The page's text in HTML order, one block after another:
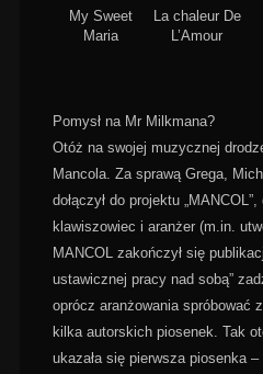
My Sweet
Maria
La chaleur De
L’Amour
Pomysł na Mr Milkmana?
Otóż na swojej muzycznej
Mancola. Za sprawą Grega,
dołączył do projektu
klawiszowiec i aranżer (m.in.
MANCOL zakończył się
ustawicznej pracy nad sobą”
oprócz aranżowania spróbować
kilka autorskich piosenek. Tak
ukazała się pierwsza piosenka